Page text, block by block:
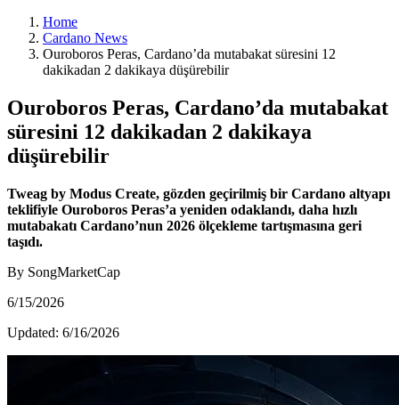
Home
Cardano News
Ouroboros Peras, Cardano’da mutabakat süresini 12
dakikadan 2 dakikaya düşürebilir
Ouroboros Peras, Cardano’da mutabakat
süresini 12 dakikadan 2 dakikaya
düşürebilir
Tweag by Modus Create, gözden geçirilmiş bir Cardano altyapı
teklifiyle Ouroboros Peras’a yeniden odaklandı, daha hızlı
mutabakatı Cardano’nun 2026 ölçekleme tartışmasına geri
taşıdı.
By SongMarketCap
6/15/2026
Updated: 6/16/2026